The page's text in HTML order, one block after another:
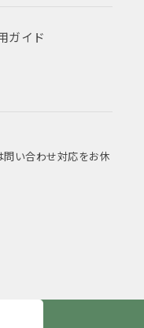
ガイド
い合わせ対応をお休